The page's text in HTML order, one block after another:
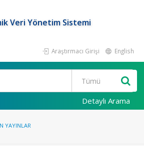
Veri Yönetim Sistemi
Araştırmacı Girişi English
Detaylı Arama
YAYINLAR